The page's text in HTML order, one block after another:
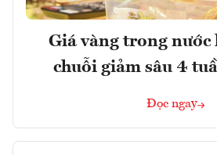
Giá vàng trong nước
chuỗi giảm sâu 4
Đọc ngay